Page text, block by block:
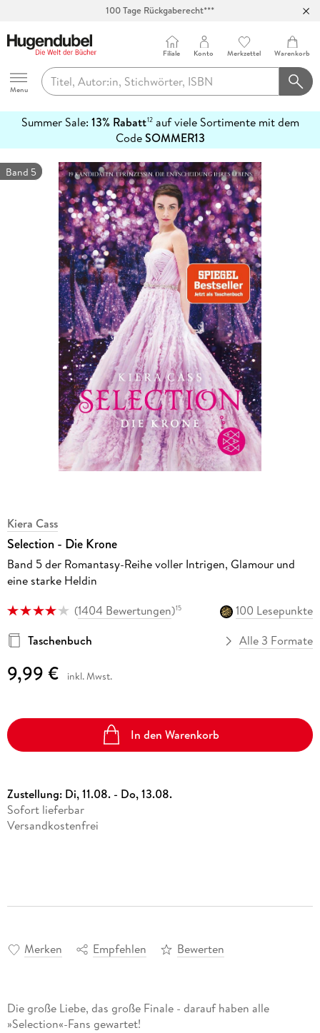
100 Tage Rückgaberecht***
Hugendubel
Menu
Filiale Konto Merkzettel Warenkorb
Summer Sale: 13% Rabatt12auf viele Sortimente mit dem
CodeSOMMER13
erfahren
Band 5
Kiera Cass
Selection - Die Krone
Band 5 der Romantasy-Reihe voller Intrigen, Glamour und
eine starke Heldin
(1404 Bewertungen)15
100 Lesepunkte
Taschenbuch
Alle 3 Formate
9,99 € inkl. Mwst.
In den Warenkorb
Zustellung: Di, 11.08. - Do, 13.08.
Sofort lieferbar
Versandkostenfrei
Merken Empfehlen Bewerten
Die große Liebe, das große Finale - darauf haben alle
»Selection«-Fans gewartet!